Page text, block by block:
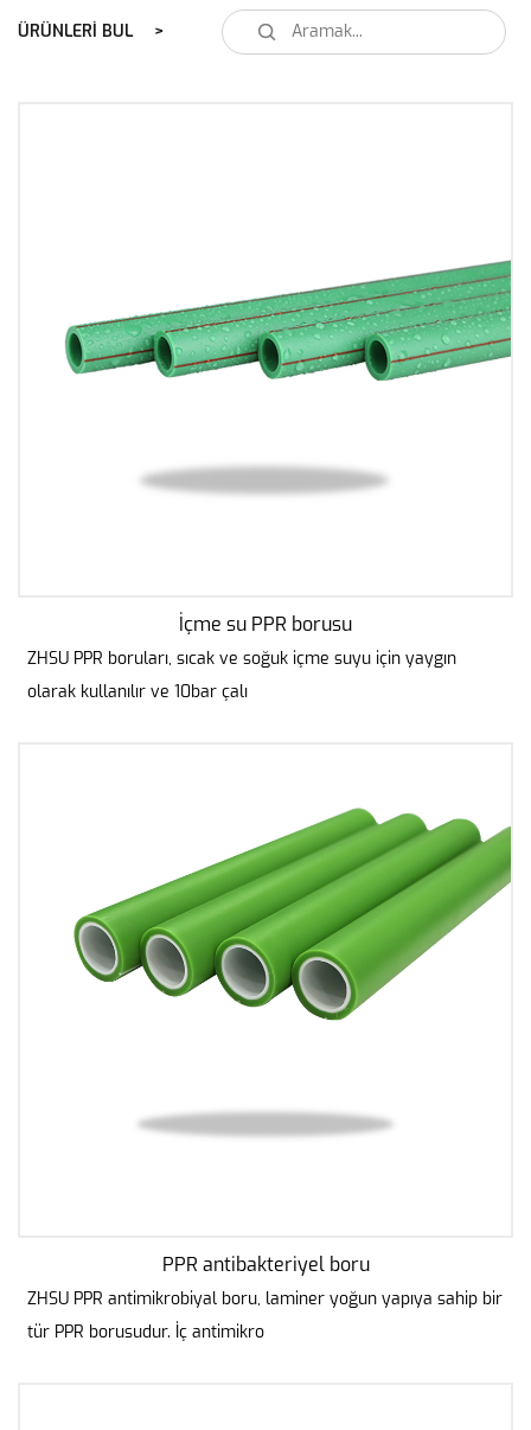
ÜRÜNLERI BUL
İçme su PPR borusu
ZHSU PPR boruları, sıcak ve soğuk içme suyu için yaygın
olarak kullanılır ve 10bar çalı
PPR antibakteriyel boru
ZHSU PPR antimikrobiyal boru, laminer yoğun yapıya sahip bir
tür PPR borusudur. İç antimikro